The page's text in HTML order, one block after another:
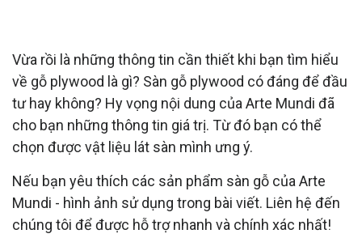
Vừa rồi là những thông tin cần thiết khi bạn tìm hiểu
về gỗ plywood là gì? Sàn gỗ plywood có đáng để đầu
tư hay không? Hy vọng nội dung của Arte Mundi đã
cho bạn những thông tin giá trị. Từ đó bạn có thể
chọn được vật liệu lát sàn mình ưng ý.
Nếu bạn yêu thích các sản phẩm sàn gỗ của Arte
Mundi - hình ảnh sử dụng trong bài viết. Liên hệ đến
chúng tôi để được hỗ trợ nhanh và chính xác nhất!